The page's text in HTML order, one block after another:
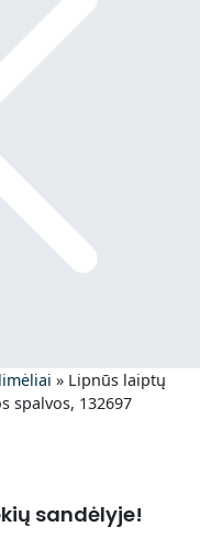
» Lipnūs laiptų
spalvos, 132697
sandėlyje!